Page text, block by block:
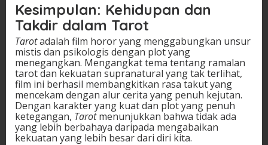
Kesimpulan: Kehidupan dan
Takdir dalam Tarot
Tarotadalah film horor yang menggabungkan unsur
mistis dan psikologis dengan plot yang
menegangkan. Mengangkat tema tentang ramalan
tarot dan kekuatan supranatural yang tak terlihat,
film ini berhasil membangkitkan rasa takut yang
mencekam dengan alur cerita yang penuh kejutan.
Dengan karakter yang kuat dan plot yang penuh
ketegangan, Tarotmenunjukkan bahwa tidak ada
yang lebih berbahaya daripada mengabaikan
kekuatan yang lebih besar dari diri kita.